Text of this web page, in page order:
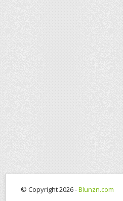
© Copyright 2026 -Blunzn.com